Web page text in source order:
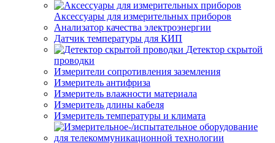
Аксессуары для измерительных приборов
Анализатор качества электроэнергии
Датчик температуры для КИП
Детектор скрытой
проводки
Измерители сопротивления заземления
Измеритель антифриза
Измеритель влажности материала
Измеритель длины кабеля
Измеритель температуры и климата